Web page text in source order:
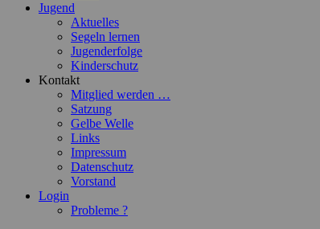
Jugend
Aktuelles
Segeln lernen
Jugenderfolge
Kinderschutz
Kontakt
Mitglied werden …
Satzung
Gelbe Welle
Links
Impressum
Datenschutz
Vorstand
Login
Probleme ?